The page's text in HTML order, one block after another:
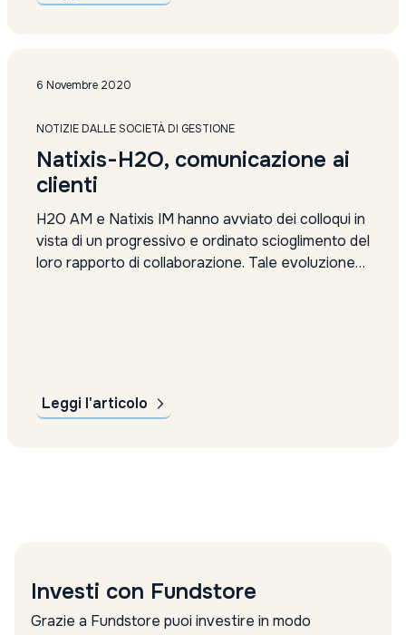
6 Novembre 2020
NOTIZIE DALLE SOCIETÀ DI GESTIONE
Natixis-H2O, comunicazione ai
clienti
H2O AM e Natixis IM hanno avviato dei colloqui in
vista di un progressivo e ordinato scioglimento del
loro rapporto di collaborazione. Tale evoluzione
Leggi l'articolo
Investi con Fundstore
Grazie a Fundstore puoi investire in modo